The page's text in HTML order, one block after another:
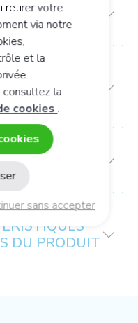
/
DU PRODUIT
retirer votre
via notre
et la
consultez la
cookies .
sans accepter